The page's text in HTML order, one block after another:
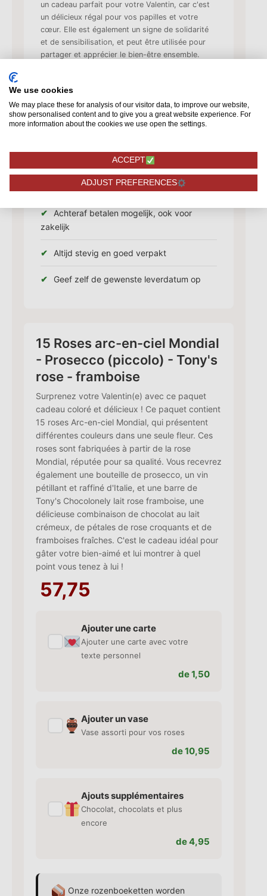
un cadeau parfait pour votre Valentin, car c'est
un délicieux régal pour vos papilles et votre
cœur. Elle est également un signe de solidarité
et de sensibilisation, et peut être utilisée pour
partager et apprécier le bien-être ensemble.
Vous pouvez également la combiner avec
d'autres friandises, telles que des biscuits, de la
crème glacée, du yaourt ou des crêpes, pour en
faire un délicieux dessert.
Vóór 11.00 besteld = vandaag verzonden
7 dagen versgarantie
Achteraf betalen mogelijk, ook voor
zakelijk
Altijd stevig en goed verpakt
Geef zelf de gewenste leverdatum op
15 Roses arc-en-ciel Mondial
- Prosecco (piccolo) - Tony's
rose - framboise
Surprenez votre Valentin(e) avec ce paquet
cadeau coloré et délicieux ! Ce paquet contient
15 roses Arc-en-ciel Mondial, qui présentent
différentes couleurs dans une seule fleur. Ces
roses sont fabriquées à partir de la rose
Mondial, réputée pour sa qualité. Vous recevrez
également une bouteille de prosecco, un vin
pétillant et raffiné d'Italie, et une barre de
Tony's Chocolonely lait rose framboise, une
délicieuse combinaison de chocolat au lait
crémeux, de pétales de rose croquants et de
framboises fraîches. C'est le cadeau idéal pour
gâter votre bien-aimé et lui montrer à quel
point vous tenez à lui !
57,75
Ajouter une carte
Ajouter une carte avec votre
texte personnel
de 1,50
Ajouter un vase
Vase assorti pour vos roses
de 10,95
Ajouts supplémentaires
Chocolat, chocolats et plus
encore
de 4,95
Onze rozenboeketten worden
We use cookies
We may place these for analysis of our visitor data, to improve our website,
show personalised content and to give you a great website experience. For
more information about the cookies we use open the settings.
ACCEPT
ADJUST PREFERENCES